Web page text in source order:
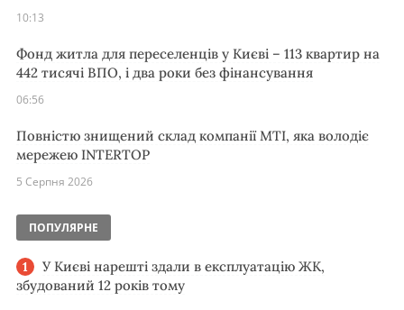
10:13
Фонд житла для переселенців у Києві – 113 квартир на
442 тисячі ВПО, і два роки без фінансування
06:56
Повністю знищений склад компанії MTI, яка володіє
мережею INTERTOP
5 Серпня 2026
ПОПУЛЯРНЕ
У Києві нарешті здали в експлуатацію ЖК,
збудований 12 років тому